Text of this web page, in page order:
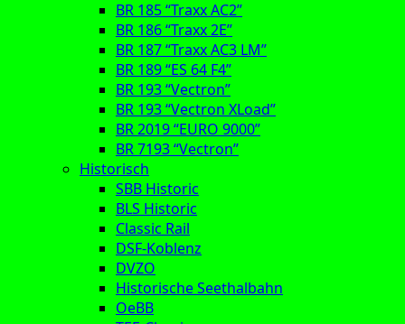
BR 185 “Traxx AC2”
BR 186 “Traxx 2E”
BR 187 “Traxx AC3 LM”
BR 189 “ES 64 F4”
BR 193 “Vectron”
BR 193 “Vectron XLoad”
BR 2019 “EURO 9000”
BR 7193 “Vectron”
Historisch
SBB Historic
BLS Historic
Classic Rail
DSF-Koblenz
DVZO
Historische Seethalbahn
OeBB